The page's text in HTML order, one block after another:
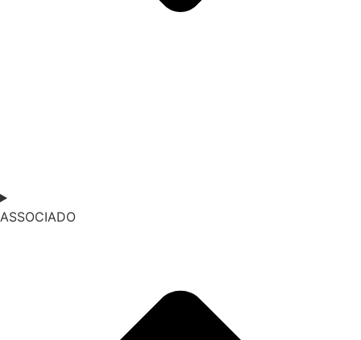
ASSOCIADO